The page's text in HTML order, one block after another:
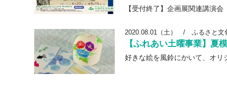
【受付終了】企画展関連講演
2020.08.01（土） / ふるさと文
【ふれあい土曜事業】夏
好きな絵を風鈴にかいて、オリ